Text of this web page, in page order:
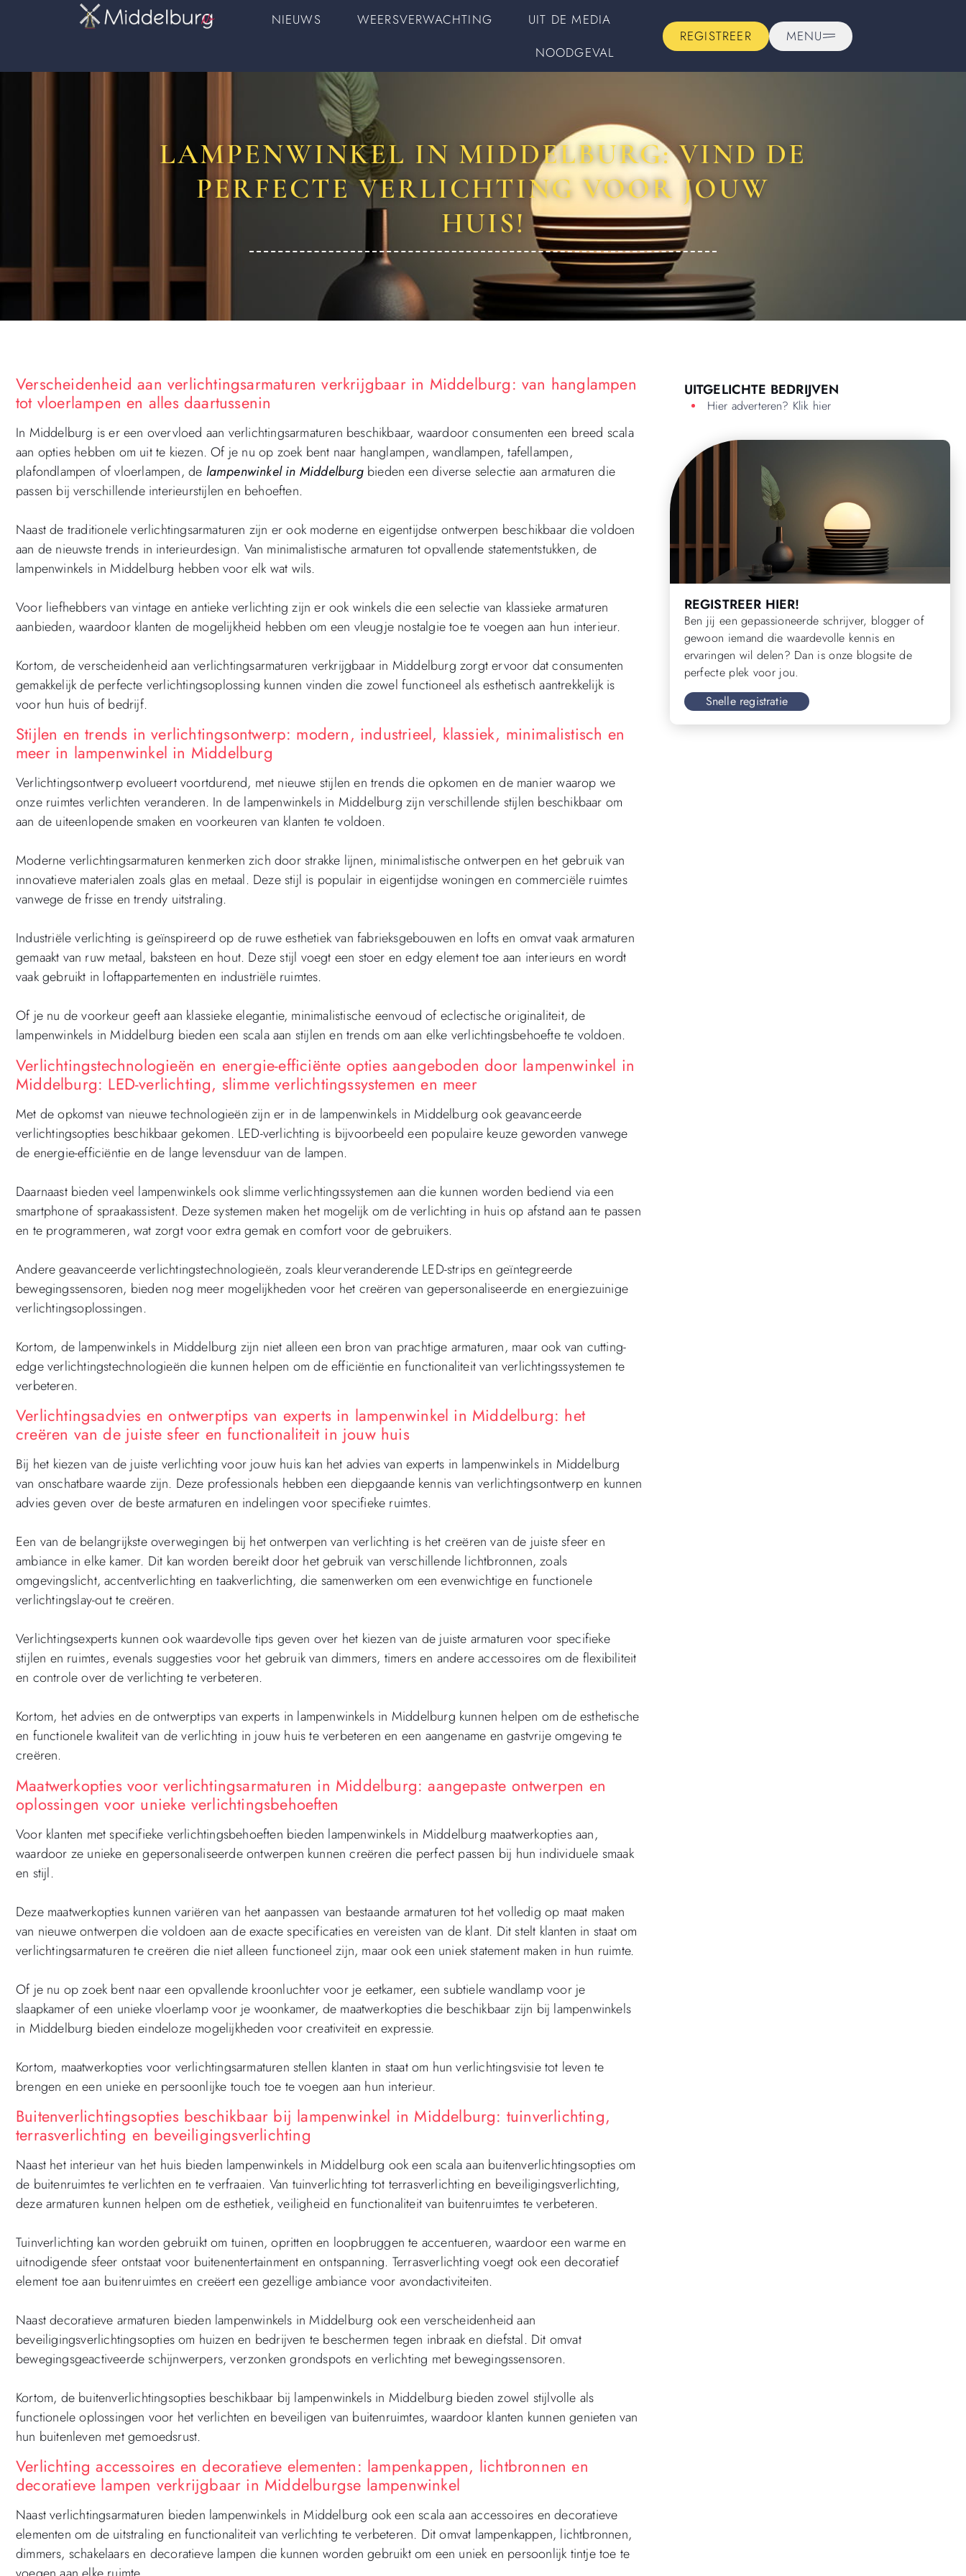
NIEUWS WEERSVERWACHTING
UIT DE MEDIA
NOODGEVAL
REGISTREER MENU
LAMPENWINKEL IN MIDDELBURG: VIND DE
PERFECTE VERLICHTING VOOR JOUW
HUIS!
Verscheidenheid aan verlichtingsarmaturen verkrijgbaar in Middelburg: van hanglampen
tot vloerlampen en alles daartussenin
In Middelburg is er een overvloed aan verlichtingsarmaturen beschikbaar, waardoor consumenten een breed scala
aan opties hebben om uit te kiezen. Of je nu op zoek bent naar hanglampen, wandlampen, tafellampen,
plafondlampen of vloerlampen, de lampenwinkel in Middelburgbieden een diverse selectie aan armaturen die
passen bij verschillende interieurstijlen en behoeften.
Naast de traditionele verlichtingsarmaturen zijn er ook moderne en eigentijdse ontwerpen beschikbaar die voldoen
aan de nieuwste trends in interieurdesign. Van minimalistische armaturen tot opvallende statementstukken, de
lampenwinkels in Middelburg hebben voor elk wat wils.
Voor liefhebbers van vintage en antieke verlichting zijn er ook winkels die een selectie van klassieke armaturen
aanbieden, waardoor klanten de mogelijkheid hebben om een vleugje nostalgie toe te voegen aan hun interieur.
Kortom, de verscheidenheid aan verlichtingsarmaturen verkrijgbaar in Middelburg zorgt ervoor dat consumenten
gemakkelijk de perfecte verlichtingsoplossing kunnen vinden die zowel functioneel als esthetisch aantrekkelijk is
voor hun huis of bedrijf.
Stijlen en trends in verlichtingsontwerp: modern, industrieel, klassiek, minimalistisch en
meer in lampenwinkel in Middelburg
Verlichtingsontwerp evolueert voortdurend, met nieuwe stijlen en trends die opkomen en de manier waarop we
onze ruimtes verlichten veranderen. In de lampenwinkels in Middelburg zijn verschillende stijlen beschikbaar om
aan de uiteenlopende smaken en voorkeuren van klanten te voldoen.
Moderne verlichtingsarmaturen kenmerken zich door strakke lijnen, minimalistische ontwerpen en het gebruik van
innovatieve materialen zoals glas en metaal. Deze stijl is populair in eigentijdse woningen en commerciële ruimtes
vanwege de frisse en trendy uitstraling.
Industriële verlichting is geïnspireerd op de ruwe esthetiek van fabrieksgebouwen en lofts en omvat vaak armaturen
gemaakt van ruw metaal, baksteen en hout. Deze stijl voegt een stoer en edgy element toe aan interieurs en wordt
vaak gebruikt in loftappartementen en industriële ruimtes.
Of je nu de voorkeur geeft aan klassieke elegantie, minimalistische eenvoud of eclectische originaliteit, de
lampenwinkels in Middelburg bieden een scala aan stijlen en trends om aan elke verlichtingsbehoefte te voldoen.
Verlichtingstechnologieën en energie-efficiënte opties aangeboden door lampenwinkel in
Middelburg: LED-verlichting, slimme verlichtingssystemen en meer
Met de opkomst van nieuwe technologieën zijn er in de lampenwinkels in Middelburg ook geavanceerde
verlichtingsopties beschikbaar gekomen. LED-verlichting is bijvoorbeeld een populaire keuze geworden vanwege
de energie-efficiëntie en de lange levensduur van de lampen.
Daarnaast bieden veel lampenwinkels ook slimme verlichtingssystemen aan die kunnen worden bediend via een
smartphone of spraakassistent. Deze systemen maken het mogelijk om de verlichting in huis op afstand aan te passen
en te programmeren, wat zorgt voor extra gemak en comfort voor de gebruikers.
Andere geavanceerde verlichtingstechnologieën, zoals kleurveranderende LED-strips en geïntegreerde
bewegingssensoren, bieden nog meer mogelijkheden voor het creëren van gepersonaliseerde en energiezuinige
verlichtingsoplossingen.
Kortom, de lampenwinkels in Middelburg zijn niet alleen een bron van prachtige armaturen, maar ook van cutting-
edge verlichtingstechnologieën die kunnen helpen om de efficiëntie en functionaliteit van verlichtingssystemen te
verbeteren.
Verlichtingsadvies en ontwerptips van experts in lampenwinkel in Middelburg: het
creëren van de juiste sfeer en functionaliteit in jouw huis
Bij het kiezen van de juiste verlichting voor jouw huis kan het advies van experts in lampenwinkels in Middelburg
van onschatbare waarde zijn. Deze professionals hebben een diepgaande kennis van verlichtingsontwerp en kunnen
advies geven over de beste armaturen en indelingen voor specifieke ruimtes.
Een van de belangrijkste overwegingen bij het ontwerpen van verlichting is het creëren van de juiste sfeer en
ambiance in elke kamer. Dit kan worden bereikt door het gebruik van verschillende lichtbronnen, zoals
omgevingslicht, accentverlichting en taakverlichting, die samenwerken om een evenwichtige en functionele
verlichtingslay-out te creëren.
Verlichtingsexperts kunnen ook waardevolle tips geven over het kiezen van de juiste armaturen voor specifieke
stijlen en ruimtes, evenals suggesties voor het gebruik van dimmers, timers en andere accessoires om de flexibiliteit
en controle over de verlichting te verbeteren.
Kortom, het advies en de ontwerptips van experts in lampenwinkels in Middelburg kunnen helpen om de esthetische
en functionele kwaliteit van de verlichting in jouw huis te verbeteren en een aangename en gastvrije omgeving te
creëren.
Maatwerkopties voor verlichtingsarmaturen in Middelburg: aangepaste ontwerpen en
oplossingen voor unieke verlichtingsbehoeften
Voor klanten met specifieke verlichtingsbehoeften bieden lampenwinkels in Middelburg maatwerkopties aan,
waardoor ze unieke en gepersonaliseerde ontwerpen kunnen creëren die perfect passen bij hun individuele smaak
en stijl.
Deze maatwerkopties kunnen variëren van het aanpassen van bestaande armaturen tot het volledig op maat maken
van nieuwe ontwerpen die voldoen aan de exacte specificaties en vereisten van de klant. Dit stelt klanten in staat om
verlichtingsarmaturen te creëren die niet alleen functioneel zijn, maar ook een uniek statement maken in hun ruimte.
Of je nu op zoek bent naar een opvallende kroonluchter voor je eetkamer, een subtiele wandlamp voor je
slaapkamer of een unieke vloerlamp voor je woonkamer, de maatwerkopties die beschikbaar zijn bij lampenwinkels
in Middelburg bieden eindeloze mogelijkheden voor creativiteit en expressie.
Kortom, maatwerkopties voor verlichtingsarmaturen stellen klanten in staat om hun verlichtingsvisie tot leven te
brengen en een unieke en persoonlijke touch toe te voegen aan hun interieur.
Buitenverlichtingsopties beschikbaar bij lampenwinkel in Middelburg: tuinverlichting,
terrasverlichting en beveiligingsverlichting
Naast het interieur van het huis bieden lampenwinkels in Middelburg ook een scala aan buitenverlichtingsopties om
de buitenruimtes te verlichten en te verfraaien. Van tuinverlichting tot terrasverlichting en beveiligingsverlichting,
deze armaturen kunnen helpen om de esthetiek, veiligheid en functionaliteit van buitenruimtes te verbeteren.
Tuinverlichting kan worden gebruikt om tuinen, opritten en loopbruggen te accentueren, waardoor een warme en
uitnodigende sfeer ontstaat voor buitenentertainment en ontspanning. Terrasverlichting voegt ook een decoratief
element toe aan buitenruimtes en creëert een gezellige ambiance voor avondactiviteiten.
Naast decoratieve armaturen bieden lampenwinkels in Middelburg ook een verscheidenheid aan
beveiligingsverlichtingsopties om huizen en bedrijven te beschermen tegen inbraak en diefstal. Dit omvat
bewegingsgeactiveerde schijnwerpers, verzonken grondspots en verlichting met bewegingssensoren.
Kortom, de buitenverlichtingsopties beschikbaar bij lampenwinkels in Middelburg bieden zowel stijlvolle als
functionele oplossingen voor het verlichten en beveiligen van buitenruimtes, waardoor klanten kunnen genieten van
hun buitenleven met gemoedsrust.
Verlichting accessoires en decoratieve elementen: lampenkappen, lichtbronnen en
decoratieve lampen verkrijgbaar in Middelburgse lampenwinkel
Naast verlichtingsarmaturen bieden lampenwinkels in Middelburg ook een scala aan accessoires en decoratieve
elementen om de uitstraling en functionaliteit van verlichting te verbeteren. Dit omvat lampenkappen, lichtbronnen,
dimmers, schakelaars en decoratieve lampen die kunnen worden gebruikt om een uniek en persoonlijk tintje toe te
UITGELICHTE BEDRIJVEN
Hier adverteren? Klik hier
REGISTREER HIER!
Ben jij een gepassioneerde schrijver, blogger of
gewoon iemand die waardevolle kennis en
ervaringen wil delen? Dan is onze blogsite de
perfecte plek voor jou.
Snelle registratie